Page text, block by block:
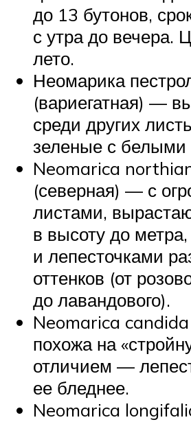
до 13 бутонов,
с утра до вечера.
лето.
Неомарика
(вариегатная) —
среди других
зеленые с белыми
Neomarica
(северная) — с
листами,
в высоту до метра,
и лепесточками
оттенков (от
до лавандового).
Neomarica
похожа на
отличием —
ее бледнее.
Neomarica